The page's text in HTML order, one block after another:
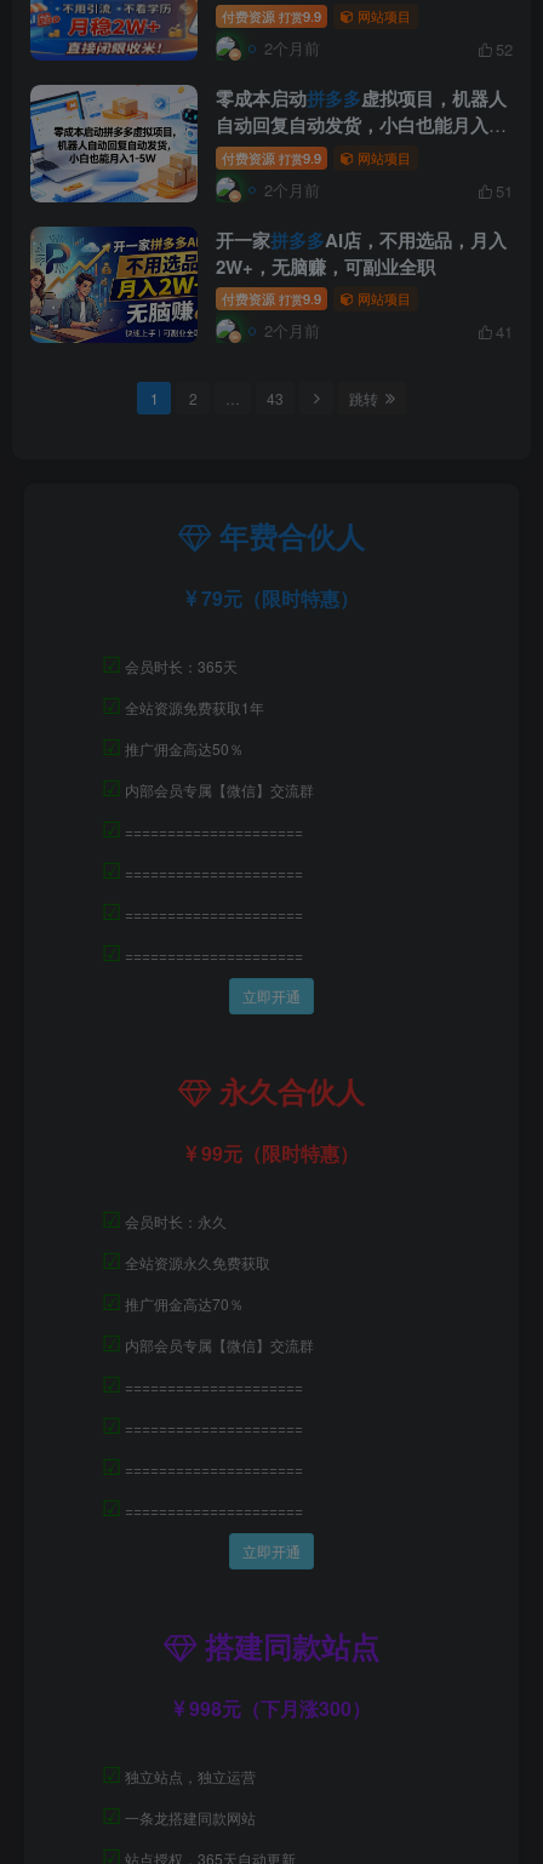
眼收米
付费资源 打赏9.9 网站项目
2个月前 52
零成本启动拼多多虚拟项目，机器人
自动回复自动发货，小白也能月入1-
5W【揭秘】
付费资源 打赏9.9 网站项目
2个月前 51
开一家拼多多AI店，不用选品，月入
2W+，无脑赚，可副业全职
付费资源 打赏9.9 网站项目
2个月前 41
1 2 43 跳转
年费合伙人
79元（限时特惠）
☑ 会员时长：365天
☑ 全站资源免费获取1年
☑ 推广佣金高达50％
☑ 内部会员专属【微信】交流群
☑ =====================
☑ =====================
☑ =====================
☑ =====================
立即开通
永久合伙人
99元（限时特惠）
☑ 会员时长：永久
☑ 全站资源永久免费获取
☑ 推广佣金高达70％
☑ 内部会员专属【微信】交流群
☑ =====================
☑ =====================
☑ =====================
☑ =====================
立即开通
搭建同款站点
998元（下月涨300）
☑ 独立站点，独立运营
☑ 一条龙搭建同款网站
☑ 站点授权，365天自动更新